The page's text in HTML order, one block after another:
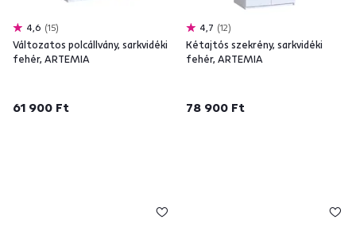
4,6 15
Változatos polcállvány, sarkvidéki
fehér, ARTEMIA
61 900 Ft
4,7 12
Kétajtós szekrény, sarkvidéki
fehér, ARTEMIA
78 900 Ft